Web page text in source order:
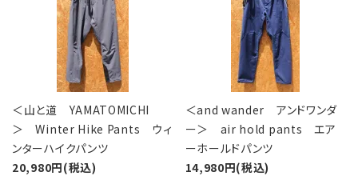
＜山と道 YAMATOMICHI
＞ Winter Hike Pants ウィ
ンターハイクパンツ
20,980円(税込)
＜and wander アンドワンダ
ー＞ air hold pants エア
ーホールドパンツ
14,980円(税込)